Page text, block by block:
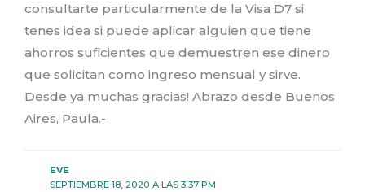
consultarte particularmente de la Visa D7 si
tenes idea si puede aplicar alguien que tiene
ahorros suficientes que demuestren ese dinero
que solicitan como ingreso mensual y sirve.
Desde ya muchas gracias! Abrazo desde Buenos
Aires, Paula.-
EVE
SEPTIEMBRE 18, 2020 A LAS 3:37 PM